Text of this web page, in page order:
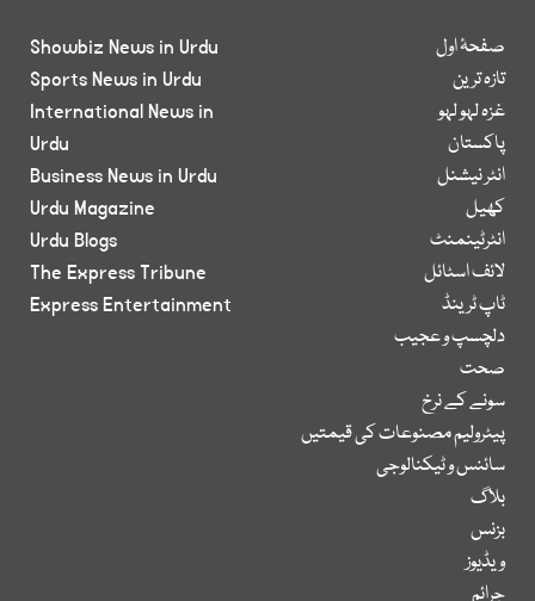
صفحۂ اول
تازہ ترین
غزہ لہو لہو
پاکستان
انٹر نیشنل
کھیل
انٹرٹینمنٹ
لائف اسٹائل
ٹاپ ٹرینڈ
دلچسپ و عجیب
صحت
سونے کے نرخ
پیٹرولیم مصنوعات کی قیمتیں
سائنس و ٹیکنالوجی
بلاگ
بزنس
ویڈیوز
جرائم
Showbiz News in Urdu
Sports News in Urdu
International News in
Urdu
Business News in Urdu
Urdu Magazine
Urdu Blogs
The Express Tribune
Express Entertainment